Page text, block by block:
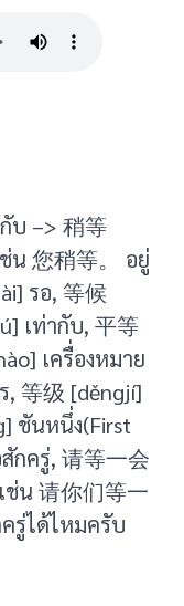
บ –> 稍等
น 您稍等。 อยู่
รอ, 等候
เท่ากับ, 平等
เครื่องหมาย
, 等级 [děngjí]
ชันหนึ่ง(First
กครู่, 请等一会
ช่น 请你们等一
รู่ได้ไหมครับ